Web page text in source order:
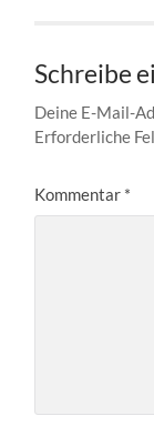
Schreibe
Deine E-Mail-
Erforderliche
Kommentar *